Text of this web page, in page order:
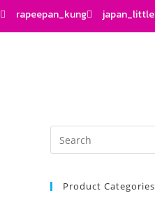
rapeepan_kung japan_little
Product Categories